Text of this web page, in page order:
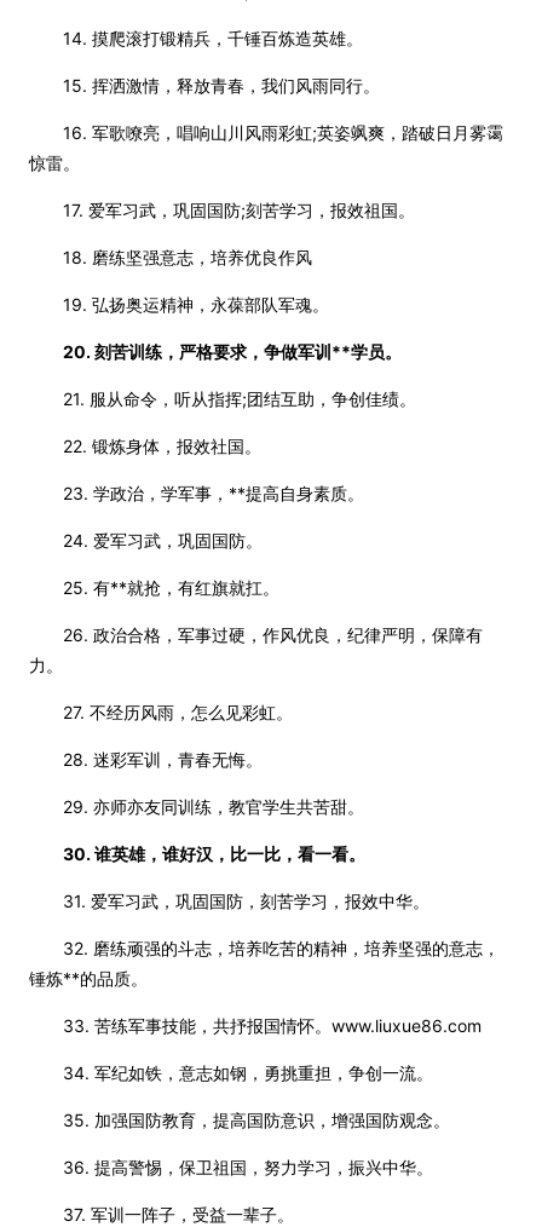
14. 摸爬滚打锻精兵，千锤百炼造英雄。
15. 挥洒激情，释放青春，我们风雨同行。
16. 军歌嘹亮，唱响山川风雨彩虹;英姿飒爽，踏破日月雾霭
惊雷。
17. 爱军习武，巩固国防;刻苦学习，报效祖国。
18. 磨练坚强意志，培养优良作风
19. 弘扬奥运精神，永葆部队军魂。
20. 刻苦训练，严格要求，争做军训**学员。
21. 服从命令，听从指挥;团结互助，争创佳绩。
22. 锻炼身体，报效社国。
23. 学政治，学军事，**提高自身素质。
24. 爱军习武，巩固国防。
25. 有**就抢，有红旗就扛。
26. 政治合格，军事过硬，作风优良，纪律严明，保障有
力。
27. 不经历风雨，怎么见彩虹。
28. 迷彩军训，青春无悔。
29. 亦师亦友同训练，教官学生共苦甜。
30. 谁英雄，谁好汉，比一比，看一看。
31. 爱军习武，巩固国防，刻苦学习，报效中华。
32. 磨练顽强的斗志，培养吃苦的精神，培养坚强的意志，
锤炼**的品质。
33. 苦练军事技能，共抒报国情怀。www.liuxue86.com
34. 军纪如铁，意志如钢，勇挑重担，争创一流。
35. 加强国防教育，提高国防意识，增强国防观念。
36. 提高警惕，保卫祖国，努力学习，振兴中华。
37. 军训一阵子，受益一辈子。